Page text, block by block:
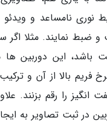
نوری نامساعد و
و ضبط نمایند. مثلا اگر
باشد، این دوربین ها
فریم بالا از آن و
را رقم بزنند.
این 5 دوربین در ثبت تصاویر به